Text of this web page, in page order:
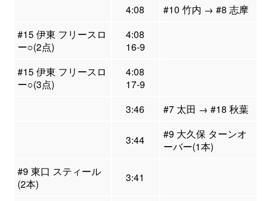
4:08
#10 竹内 → #8 志摩
#15 伊東 フリースロ
ー○(2点)
4:08
16-9
#15 伊東 フリースロ
ー○(3点)
4:08
17-9
3:46
#7 太田 → #18 秋葉
3:44
#9 大久保 ターンオ
ーバー(1本)
#9 東口 スティール
(2本)
3:41